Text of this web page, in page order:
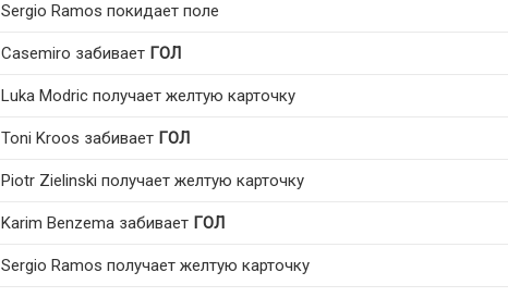
Sergio Ramos покидает поле
Casemiro забивает ГОЛ
Luka Modric получает желтую карточку
Toni Kroos забивает ГОЛ
Piotr Zielinski получает желтую карточку
Karim Benzema забивает ГОЛ
Sergio Ramos получает желтую карточку